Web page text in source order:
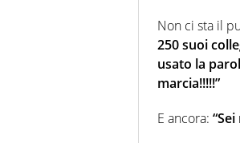
Non ci sta il
250 suoi
usato la
marcia!!!!!”
E ancora: